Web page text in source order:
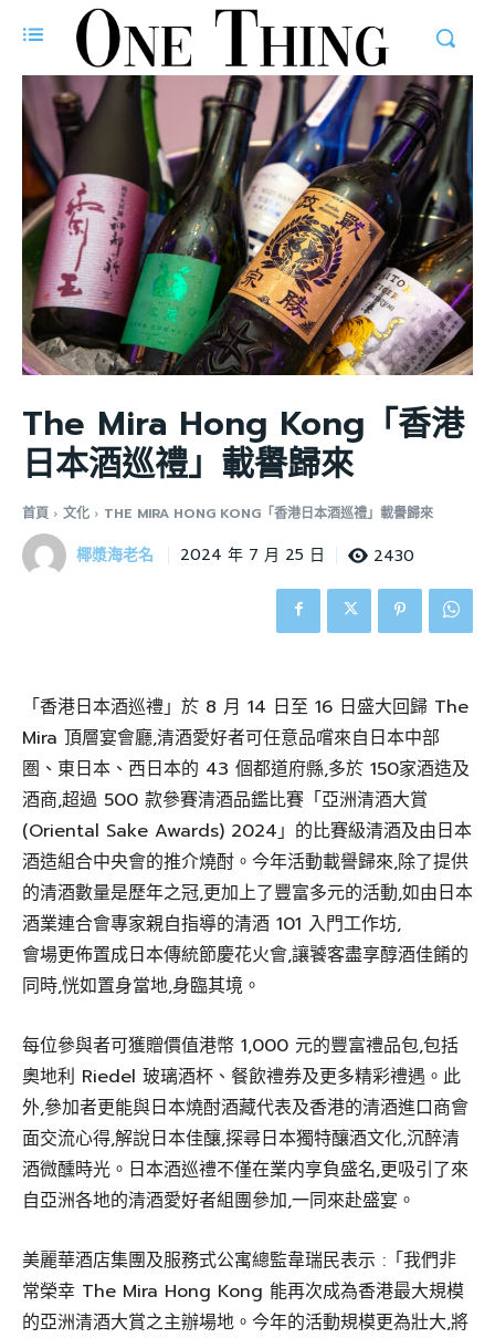
The Mira Hong Kong「香港
日本酒巡禮」載譽歸來
首頁 文化 THE MIRA HONG KONG「香港日本酒巡禮」載譽歸來
椰漿海老名 2024 年 7 月 25 日 2430
「香港日本酒巡禮」於 8 月 14 日至 16 日盛大回歸 The
Mira 頂層宴會廳,清酒愛好者可任意品嚐來自日本中部
圏、東日本、西日本的 43 個都道府縣,多於 150家酒造及
酒商,超過 500 款參賽清酒品鑑比賽「亞洲清酒大賞
(Oriental Sake Awards) 2024」的比賽級清酒及由日本
酒造組合中央會的推介燒酎。今年活動載譽歸來,除了提供
的清酒數量是歷年之冠,更加上了豐富多元的活動,如由日本
酒業連合會專家親自指導的清酒 101 入門工作坊,
會場更佈置成日本傳統節慶花火會,讓饕客盡享醇酒佳餚的
同時,恍如置身當地,身臨其境。
每位參與者可獲贈價值港幣 1,000 元的豐富禮品包,包括
奧地利 Riedel 玻璃酒杯、餐飲禮券及更多精彩禮遇。此
外,參加者更能與日本燒酎酒藏代表及香港的清酒進口商會
面交流心得,解說日本佳釀,探尋日本獨特釀酒文化,沉醉清
酒微醺時光。日本酒巡禮不僅在業内享負盛名,更吸引了來
自亞洲各地的清酒愛好者組團參加,一同來赴盛宴。
美麗華酒店集團及服務式公寓總監韋瑞民表示 :「我們非
常榮幸 The Mira Hong Kong 能再次成為香港最大規模
的亞洲清酒大賞之主辦場地。今年的活動規模更為壯大,將